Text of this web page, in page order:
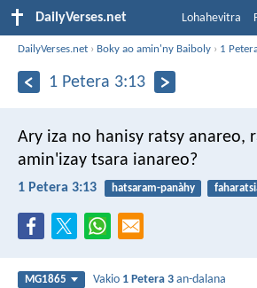
DailyVerses.net Lohahevitra
DailyVerses.net › Boky ao amin'ny Baiboly › 1
1 Petera 3:13
Ary iza no hanisy ratsy anareo,
amin'izay tsara ianareo?
1 Petera 3:13 hatsaram-panàhy
MG1865 Vakio 1 Petera 3 an-dalana